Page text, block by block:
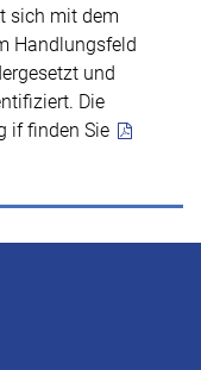
sich mit dem
Handlungsfeld
und
Die
if finden Sie